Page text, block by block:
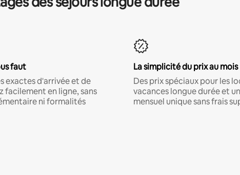
faut
exactes d'arrivée et de
facilement en ligne, sans
ni formalités
La simplicité du prix au mois
Des prix spéciaux pour les
vacances longue durée et
mensuel unique sans frais